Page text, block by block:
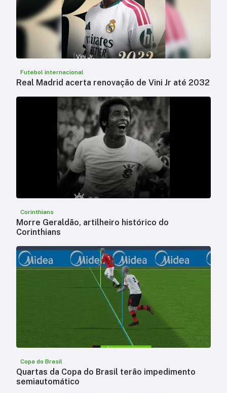
Futebol internacional
Real Madrid acerta renovação de Vini Jr até 2032
Corinthians
Morre Geraldão, artilheiro histórico do
Corinthians
Copa do Brasil
Quartas da Copa do Brasil terão impedimento
semiautomático